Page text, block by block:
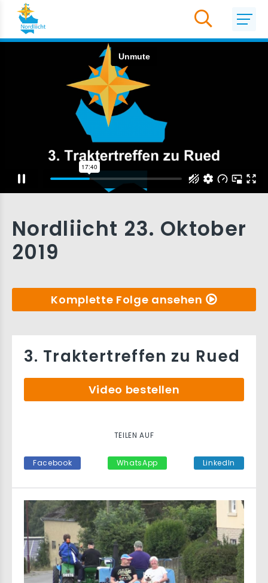
Nordliicht 23. Oktober
2019
Komplette Folge ansehen
3. Traktertreffen zu Rued
Video bestellen
TEILEN AUF
Facebook WhatsApp LinkedIn